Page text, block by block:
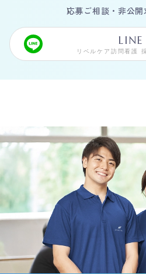
応募ご相談・非公
LINE
リベルケア訪問看護